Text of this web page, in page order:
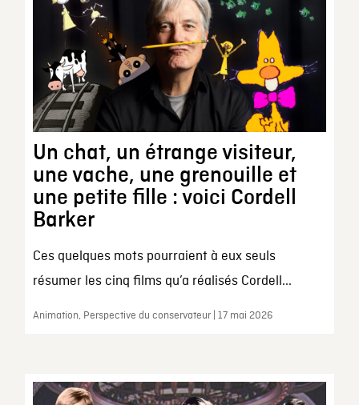
Un chat, un étrange visiteur,
une vache, une grenouille et
une petite fille : voici Cordell
Barker
Ces quelques mots pourraient à eux seuls
résumer les cinq films qu’a réalisés Cordell...
Animation, Perspective du conservateur | 17 mai 2026